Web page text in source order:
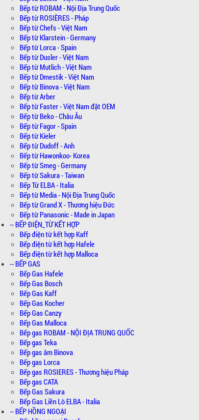
Bếp từ ROBAM - Nội Địa Trung Quốc
Bếp từ ROSIÈRES - Pháp
Bếp từ Chefs - Việt Nam
Bếp từ Klarstein - Germany
Bếp từ Lorca - Spain
Bếp từ Dusler - Việt Nam
Bếp từ Mutlich - Việt Nam
Bếp từ Dmestik - Việt Nam
Bếp từ Binova - Việt Nam
Bếp từ Arber
Bếp từ Faster - Việt Nam đặt OEM
Bếp từ Beko - Châu Âu
Bếp từ Fagor - Spain
Bếp từ Kieler
Bếp từ Dudoff - Anh
Bếp từ Hawonkoo- Korea
Bếp từ Smeg - Germany
Bếp từ Sakura - Taiwan
Bếp Từ ELBA - Italia
Bếp từ Media - Nội Địa Trung Quốc
Bếp từ Grand X - Thương hiệu Đức
Bếp từ Panasonic - Made in Japan
-- BẾP ĐIỆN_TỪ KẾT HỢP
Bếp điện từ kết hợp Kaff
Bếp điện từ kết hợp Hafele
Bếp điện từ kết hợp Malloca
-- BẾP GAS
Bếp Gas Hafele
Bếp Gas Bosch
Bếp Gas Kaff
Bếp Gas Kocher
Bếp Gas Canzy
Bếp Gas Malloca
Bếp gas ROBAM - NỘI ĐỊA TRUNG QUỐC
Bếp gas Teka
Bếp gas âm Binova
Bếp gas Lorca
Bếp gas ROSIERES - Thương hiệu Pháp
Bếp gas CATA
Bếp Gas Sakura
Bếp Gas Liền Lò ELBA - Italia
-- BẾP HỒNG NGOẠI